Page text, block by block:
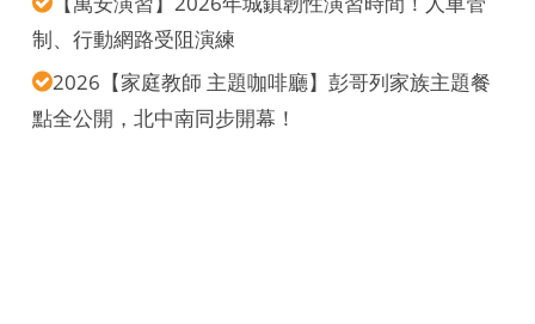
制、行動網路受阻演練
2026【家庭教師 主題咖啡廳】彭哥列家族主題餐
點全公開，北中南同步開幕！